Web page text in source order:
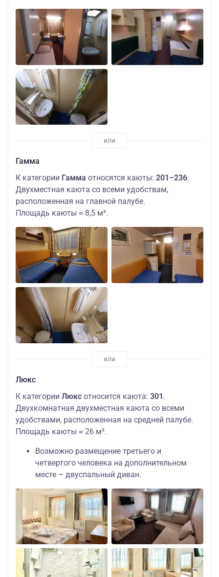
Гамма
К категории Гамма относятся каюты: 201–236.
Двухместная каюта со всеми удобствам,
расположенная на главной палубе.
Площадь каюты ≈ 8,5 м².
Люкс
К категории Люкс относится каюта: 301.
Двухкомнатная двухместная каюта со всеми
удобствами, расположенная на средней палубе.
Площадь каюты ≈ 26 м².
Возможно размещение третьего и
четвертого человека на дополнительном
месте – двуспальный диван.